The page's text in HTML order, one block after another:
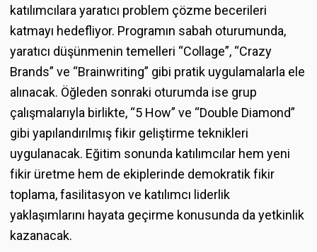
katılımcılara yaratıcı problem çözme becerileri
katmayı hedefliyor. Programın sabah oturumunda,
yaratıcı düşünmenin temelleri “Collage”, “Crazy
Brands” ve “Brainwriting” gibi pratik uygulamalarla ele
alınacak. Öğleden sonraki oturumda ise grup
çalışmalarıyla birlikte, “5 How” ve “Double Diamond”
gibi yapılandırılmış fikir geliştirme teknikleri
uygulanacak. Eğitim sonunda katılımcılar hem yeni
fikir üretme hem de ekiplerinde demokratik fikir
toplama, fasilitasyon ve katılımcı liderlik
yaklaşımlarını hayata geçirme konusunda da yetkinlik
kazanacak.